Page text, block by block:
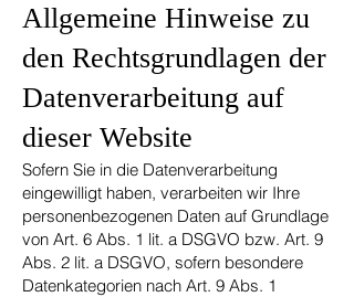
Allgemeine Hinweise zu
den Rechtsgrundlagen der
Datenverarbeitung auf
dieser Website
Sofern Sie in die Datenverarbeitung
eingewilligt haben, verarbeiten wir Ihre
personenbezogenen Daten auf Grundlage
von Art. 6 Abs. 1 lit. a DSGVO bzw. Art. 9
Abs. 2 lit. a DSGVO, sofern besondere
Datenkategorien nach Art. 9 Abs. 1